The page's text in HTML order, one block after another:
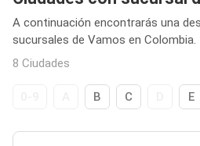
A continuación encontrarás una
sucursales de Vamos en Colombia.
8 Ciudades
B C E